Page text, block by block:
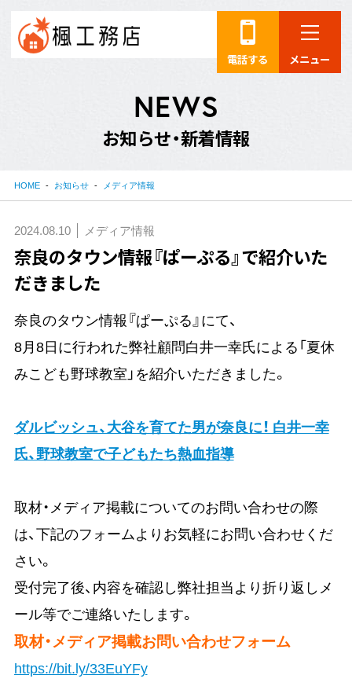
電話する メニュー
NEWS
お知らせ・新着情報
HOME お知らせ メディア情報
2024.08.10 メディア情報
奈良のタウン情報『ぱーぷる』で紹介いた
だきました
奈良のタウン情報『ぱーぷる』にて、
8月8日に行われた弊社顧問白井一幸氏による「夏休
みこども野球教室」を紹介いただきました。
ダルビッシュ、大谷を育てた男が奈良に！ 白井一幸
氏、野球教室で子どもたち熱血指導
取材・メディア掲載についてのお問い合わせの際
は、下記のフォームよりお気軽にお問い合わせくだ
さい。
受付完了後、内容を確認し弊社担当より折り返しメ
ール等でご連絡いたします。
取材・メディア掲載お問い合わせフォーム
https://bit.ly/33EuYFy